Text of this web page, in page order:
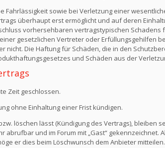
Fahrlässigkeit sowie bei Verletzung einer
überhaupt erst ermöglicht und auf deren
vorhersehbaren vertragstypischen
gesetzlichen Vertreter oder Erfüllungsgehilfen
nicht. Die Haftung für Schäden, die in den
und Schäden aus der
Zeit geschlossen.
ohne Einhaltung einer Frist kündigen.
löschen lässt (Kündigung des Vertrags),
abrufbar und im Forum mit „Gast“
er dies beim Löschwunsch dem Anbieter mitteilen.